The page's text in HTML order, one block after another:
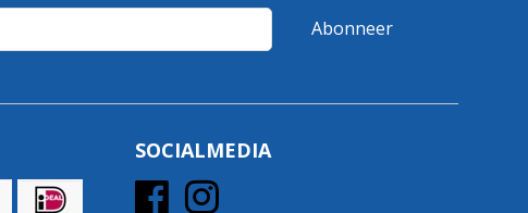
Abonneer
SOCIALMEDIA